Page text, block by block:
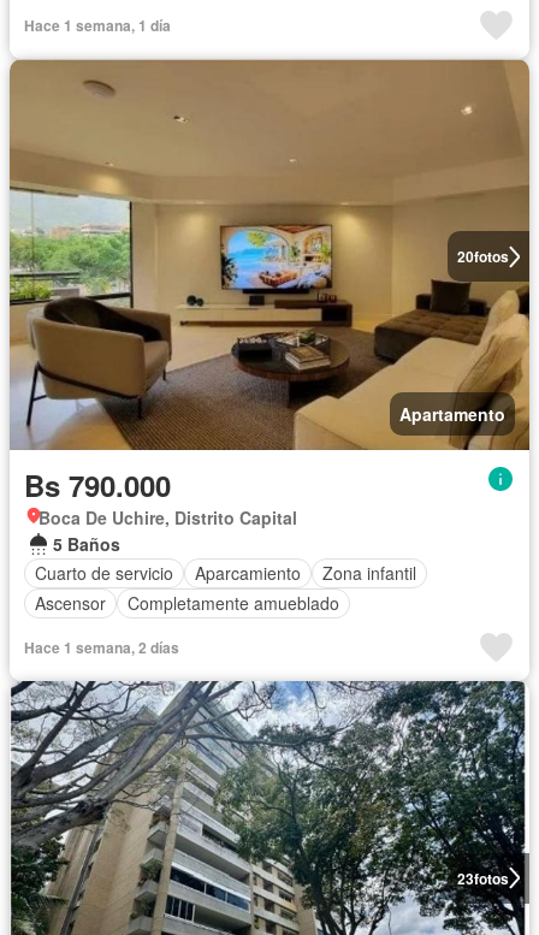
Hace 1 semana, 1 día
20fotos
Apartamento
Bs 790.000
Boca De Uchire, Distrito Capital
5 Baños
Cuarto de servicio
Aparcamiento
Zona infantil
Ascensor
Completamente amueblado
Hace 1 semana, 2 días
23fotos